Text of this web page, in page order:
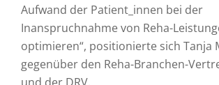
Aufwand der Patient_innen bei der
Inanspruchnahme von Reha-
optimieren“, positionierte sich Tanja
gegenüber den Reha-Branchen-